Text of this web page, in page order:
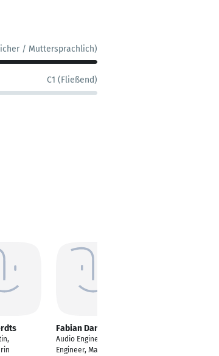
/ Muttersprachlich)
C1 (Fließend)
Fabian Dan
Audio Engineer, Mixing
Engineer, Mastering